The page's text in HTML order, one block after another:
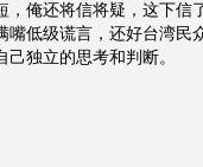
，俺还将信将疑，这下信
嘴低级谎言，还好台湾民
独立的思考和判断。